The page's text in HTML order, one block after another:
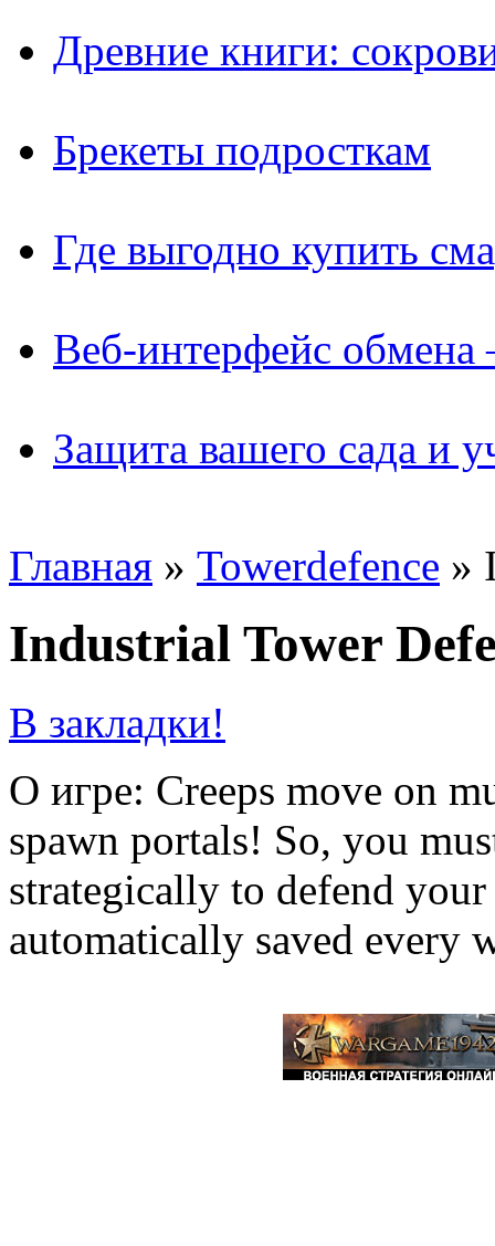
Древние книги:
Брекеты подросткам
Где выгодно купить
Веб-интерфейс
Защита вашего сада и
Главная » Towerdefence »
Industrial Tower
В закладки!
О игре: Creeps move on
spawn portals! So, you
strategically to defend
automatically saved every